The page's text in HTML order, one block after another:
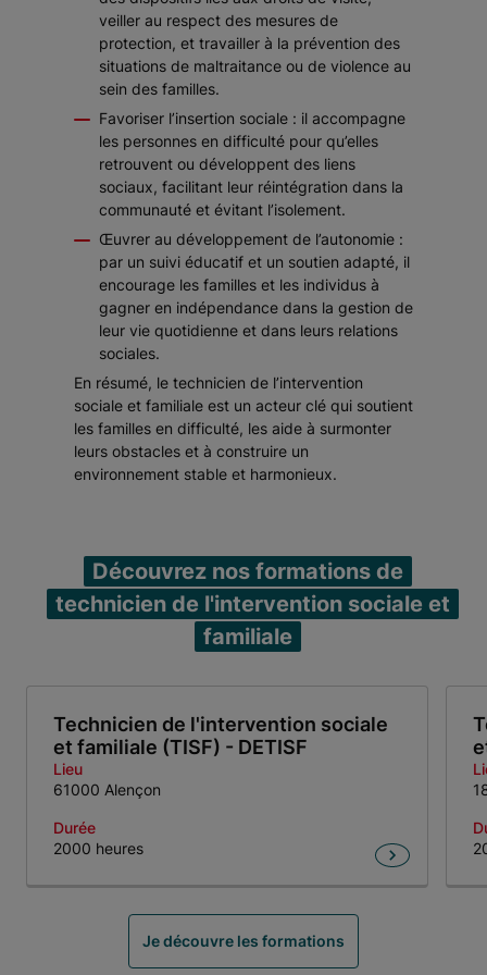
veiller au respect des mesures de
protection, et travailler à la prévention des
situations de maltraitance ou de violence au
sein des familles.
Favoriser l’insertion sociale : il accompagne
les personnes en difficulté pour qu’elles
retrouvent ou développent des liens
sociaux, facilitant leur réintégration dans la
communauté et évitant l’isolement.
Œuvrer au développement de l’autonomie :
par un suivi éducatif et un soutien adapté, il
encourage les familles et les individus à
gagner en indépendance dans la gestion de
leur vie quotidienne et dans leurs relations
sociales.
En résumé, le technicien de l’intervention
sociale et familiale est un acteur clé qui soutient
les familles en difficulté, les aide à surmonter
leurs obstacles et à construire un
environnement stable et harmonieux.
Découvrez nos formations de
technicien de l'intervention sociale et
familiale
Technicien de l'intervention sociale
et familiale (TISF) - DETISF
Lieu
61000 Alençon
Durée
2000 heures
Je découvre les formations